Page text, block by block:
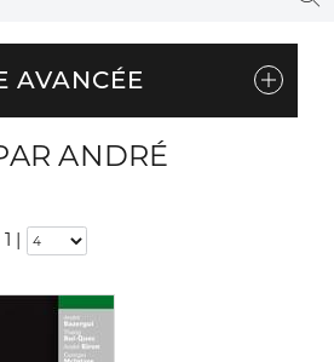
AVANCÉE
ANDRÉ
|